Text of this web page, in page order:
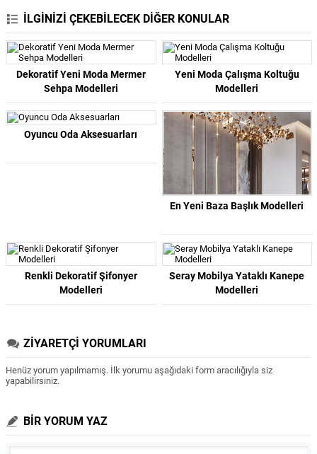
İLGİNİZİ ÇEKEBİLECEK DİĞER KONULAR
Dekoratif Yeni Moda Mermer
Sehpa Modelleri
Yeni Moda Çalışma Koltuğu
Modelleri
Oyuncu Oda Aksesuarları
En Yeni Baza Başlık Modelleri
Renkli Dekoratif Şifonyer
Modelleri
Seray Mobilya Yataklı Kanepe
Modelleri
ZİYARETÇİ YORUMLARI
Henüz yorum yapılmamış. İlk yorumu aşağıdaki form aracılığıyla siz
yapabilirsiniz.
BİR YORUM YAZ